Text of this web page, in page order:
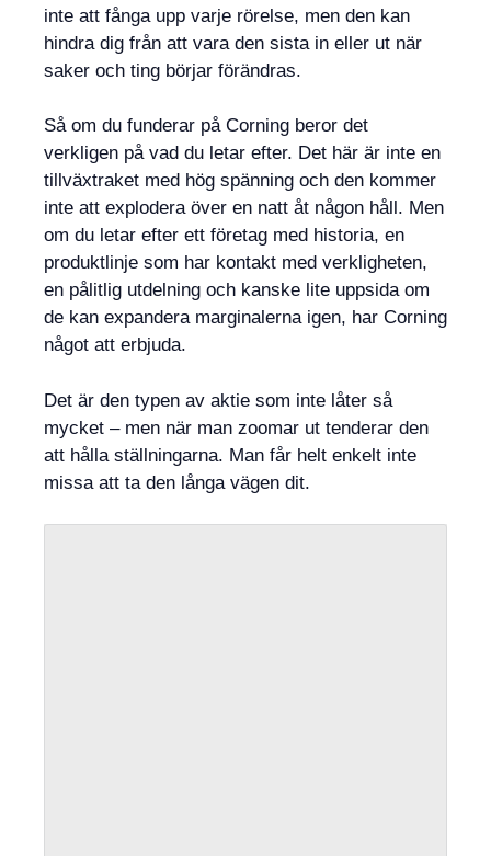
inte att fånga upp varje rörelse, men den kan
hindra dig från att vara den sista in eller ut när
saker och ting börjar förändras.
Så om du funderar på Corning beror det
verkligen på vad du letar efter. Det här är inte en
tillväxtraket med hög spänning och den kommer
inte att explodera över en natt åt någon håll. Men
om du letar efter ett företag med historia, en
produktlinje som har kontakt med verkligheten,
en pålitlig utdelning och kanske lite uppsida om
de kan expandera marginalerna igen, har Corning
något att erbjuda.
Det är den typen av aktie som inte låter så
mycket – men när man zoomar ut tenderar den
att hålla ställningarna. Man får helt enkelt inte
missa att ta den långa vägen dit.